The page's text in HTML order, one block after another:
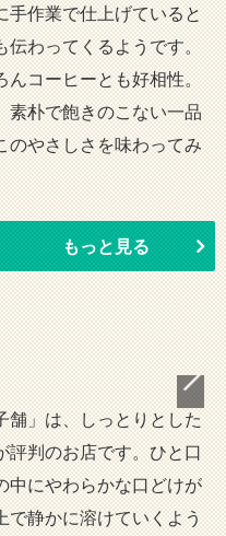
作業で仕上げていると
わってくるようです。
コーヒーとも好相性。
素朴で飽きのこない一品
のやさしさを味わってみ
もっと見る
舗」は、しっとりとした
評判のお店です。ひと口
中にやわらかな口どけが
静かに溶けていくよう